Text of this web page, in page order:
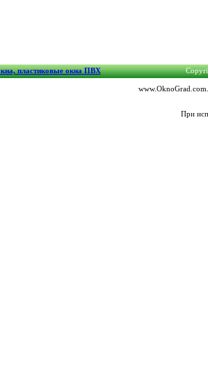
пластиковые окна ПВХ
При